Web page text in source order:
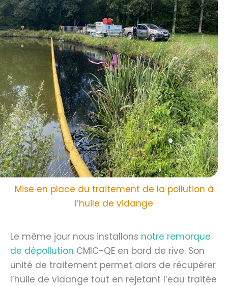
Mise en place du traitement de la pollution à
l’huile de vidange
Le même jour nous installons notre remorque
de dépollution CMIC-QE en bord de rive. Son
unité de traitement permet alors de récupérer
l’huile de vidange tout en rejetant l’eau traitée